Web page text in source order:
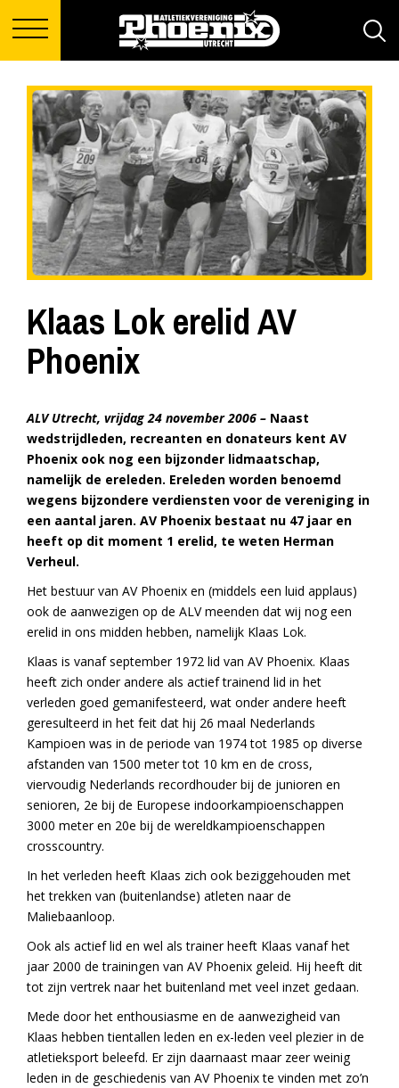
Klaas Lok erelid AV
Phoenix
ALV Utrecht, vrijdag 24 november 2006 – Naast
wedstrijdleden, recreanten en donateurs kent AV
Phoenix ook nog een bijzonder lidmaatschap,
namelijk de ereleden. Ereleden worden benoemd
wegens bijzondere verdiensten voor de vereniging in
een aantal jaren. AV Phoenix bestaat nu 47 jaar en
heeft op dit moment 1 erelid, te weten Herman
Verheul.
Het bestuur van AV Phoenix en (middels een luid applaus)
ook de aanwezigen op de ALV meenden dat wij nog een
erelid in ons midden hebben, namelijk Klaas Lok.
Klaas is vanaf september 1972 lid van AV Phoenix. Klaas
heeft zich onder andere als actief trainend lid in het
verleden goed gemanifesteerd, wat onder andere heeft
geresulteerd in het feit dat hij 26 maal Nederlands
Kampioen was in de periode van 1974 tot 1985 op diverse
afstanden van 1500 meter tot 10 km en de cross,
viervoudig Nederlands recordhouder bij de junioren en
senioren, 2e bij de Europese indoorkampioenschappen
3000 meter en 20e bij de wereldkampioenschappen
crosscountry.
In het verleden heeft Klaas zich ook beziggehouden met
het trekken van (buitenlandse) atleten naar de
Maliebaanloop.
Ook als actief lid en wel als trainer heeft Klaas vanaf het
jaar 2000 de trainingen van AV Phoenix geleid. Hij heeft dit
tot zijn vertrek naar het buitenland met veel inzet gedaan.
Mede door het enthousiasme en de aanwezigheid van
Klaas hebben tientallen leden en ex-leden veel plezier in de
atletieksport beleefd. Er zijn daarnaast maar zeer weinig
leden in de geschiedenis van AV Phoenix te vinden met zo’n